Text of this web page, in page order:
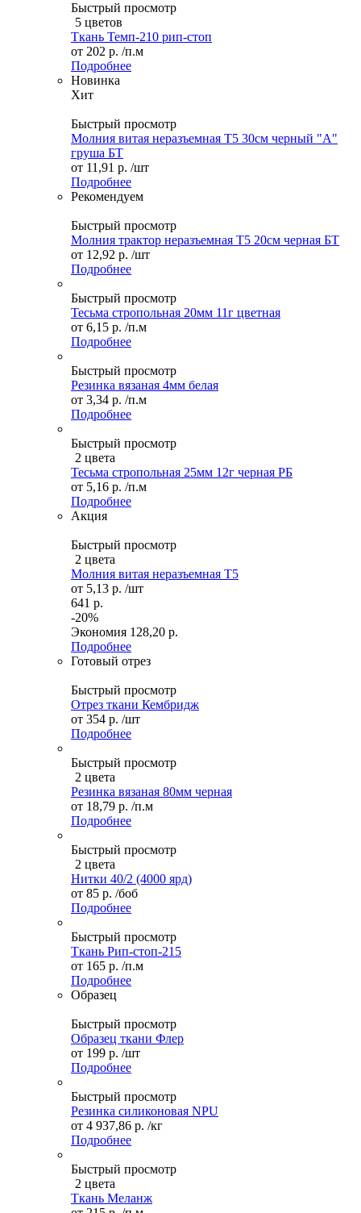
Быстрый просмотр
5 цветов
Ткань Темп-210 рип-стоп
от 202 р. /п.м
Подробнее
Новинка
Хит
Быстрый просмотр
Молния витая неразъемная Т5 30см черный "А"
груша БТ
от 11,91 р. /шт
Подробнее
Рекомендуем
Быстрый просмотр
Молния трактор неразъемная Т5 20см черная БТ
от 12,92 р. /шт
Подробнее
Быстрый просмотр
Тесьма стропольная 20мм 11г цветная
от 6,15 р. /п.м
Подробнее
Быстрый просмотр
Резинка вязаная 4мм белая
от 3,34 р. /п.м
Подробнее
Быстрый просмотр
2 цвета
Тесьма стропольная 25мм 12г черная РБ
от 5,16 р. /п.м
Подробнее
Акция
Быстрый просмотр
2 цвета
Молния витая неразъемная Т5
от 5,13 р. /шт
641 р.
-20%
Экономия 128,20 р.
Подробнее
Готовый отрез
Быстрый просмотр
Отрез ткани Кембридж
от 354 р. /шт
Подробнее
Быстрый просмотр
2 цвета
Резинка вязаная 80мм черная
от 18,79 р. /п.м
Подробнее
Быстрый просмотр
2 цвета
Нитки 40/2 (4000 ярд)
от 85 р. /боб
Подробнее
Быстрый просмотр
Ткань Рип-стоп-215
от 165 р. /п.м
Подробнее
Образец
Быстрый просмотр
Образец ткани Флер
от 199 р. /шт
Подробнее
Быстрый просмотр
Резинка силиконовая NPU
от 4 937,86 р. /кг
Подробнее
Быстрый просмотр
2 цвета
Ткань Меланж